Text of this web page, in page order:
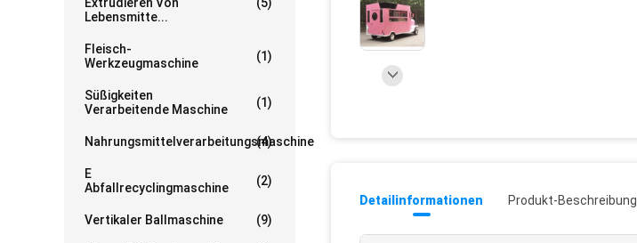
Lebensmitte...
Fleisch-
Werkzeugmaschine
(1)
Süßigkeiten
Verarbeitende Maschine
(1)
Nahrungsmittelverarbeitungsmaschine
(4)
E
Abfallrecyclingmaschine
(2)
Vertikaler Ballmaschine (9)
Detailinformationen Produkt-Beschreibung